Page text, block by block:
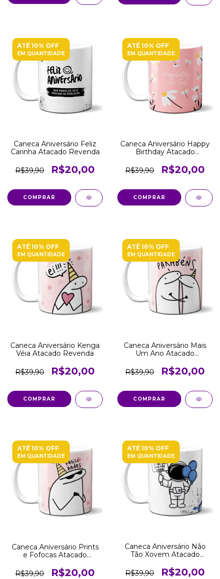
ATÉ 10% OFF
EM QUANTIDADE
Caneca Aniversário Feliz
Carinha Atacado Revenda
R$39,90 R$20,00
COMPRAR
ATÉ 10% OFF
EM QUANTIDADE
Caneca Aniversário Happy
Birthday Atacado
R$39,90
R$20,00
COMPRAR
ATÉ 10% OFF
EM QUANTIDADE
Caneca Aniversário Kenga
Véia Atacado Revenda
R$39,90 R$20,00
COMPRAR
ATÉ 10% OFF
EM QUANTIDADE
Caneca Aniversário Mais
Um Ano Atacado
R$39,90
R$20,00
COMPRAR
ATÉ 10% OFF
EM QUANTIDADE
Caneca Aniversário Prints
e Fofocas Atacado
R$39,90
R$20,00
ATÉ 10% OFF
EM QUANTIDADE
Caneca Aniversário Não
Tão Xovem Atacado
R$39,90
R$20,00